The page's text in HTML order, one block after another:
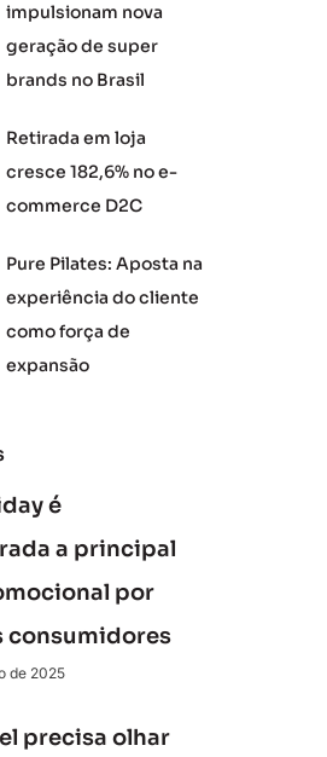
impulsionam nova
geração de super
brands no Brasil
Retirada em loja
cresce 182,6% no e-
commerce D2C
Pure Pilates: Aposta na
experiência do cliente
como força de
expansão
é
a principal
por
consumidores
de 2025
precisa olhar